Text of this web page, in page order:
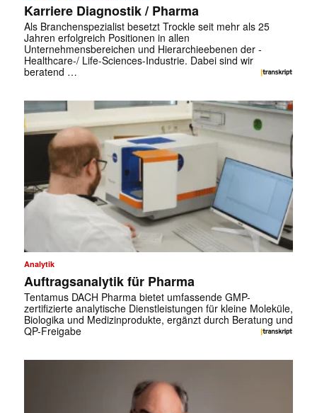
Karriere Diagnostik / Pharma
Als Branchenspezialist besetzt Trockle seit mehr als 25
Jahren erfolgreich Positionen in allen
Unternehmensbereichen und Hierarchieebenen der ­
Healthcare-/ Life-Sciences-Industrie. Dabei sind wir
beratend …
Analytik
Auftragsanalytik für Pharma
Tentamus DACH Pharma bietet umfassende GMP-
zertifizierte analytische Dienstleistungen für kleine Moleküle,
Biologika und ­Medizinprodukte, ergänzt durch Beratung und
QP-Freigabe